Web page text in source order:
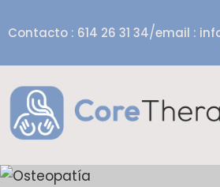
Contacto : 614 26 31 34/email :